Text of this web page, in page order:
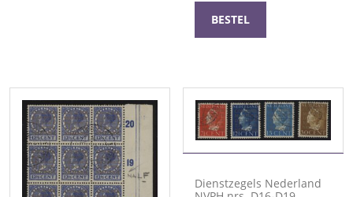
BESTEL
Dienstzegels Nederland